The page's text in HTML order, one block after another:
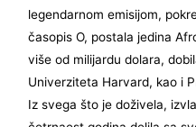
legendarnom emisijom,
časopis O, postala jedina
više od milijardu dolara,
Univerziteta Harvard, kao i
Iz svega što je doživela,